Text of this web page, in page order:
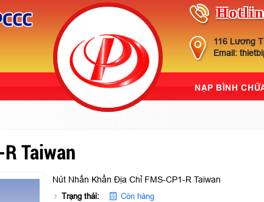
116 Lương
Email:
NẠP BÌNH
Taiwan
Nút Nhấn Khẩn Địa Chỉ FMS-CP1-R Taiwan
Trạng thái: Còn hàng